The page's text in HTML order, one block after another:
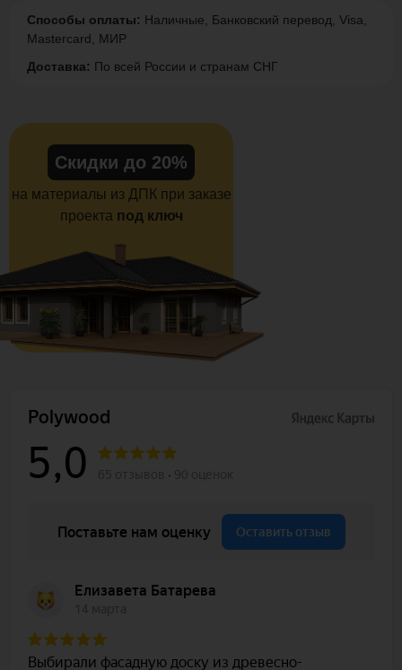
Способы оплаты: Наличные, Банковский перевод, Visa,
Mastercard, МИР
Доставка: По всей России и странам СНГ
Скидки до 20%
на материалы из ДПК при заказе
проекта под ключ